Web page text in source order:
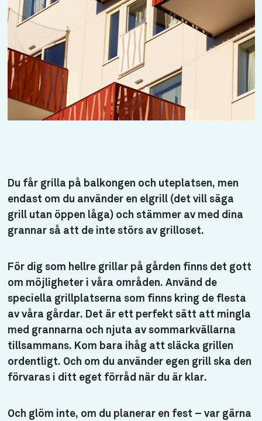
Du får grilla på balkongen och uteplatsen, men
endast om du använder en elgrill (det vill säga
grill utan öppen låga) och stämmer av med dina
grannar så att de inte störs av grilloset.
För dig som hellre grillar på gården finns det gott
om möjligheter i våra områden. Använd de
speciella grillplatserna som finns kring de flesta
av våra gårdar. Det är ett perfekt sätt att mingla
med grannarna och njuta av sommarkvällarna
tillsammans. Kom bara ihåg att släcka grillen
ordentligt. Och om du använder egen grill ska den
förvaras i ditt eget förråd när du är klar.
Och glöm inte, om du planerar en fest – var gärna